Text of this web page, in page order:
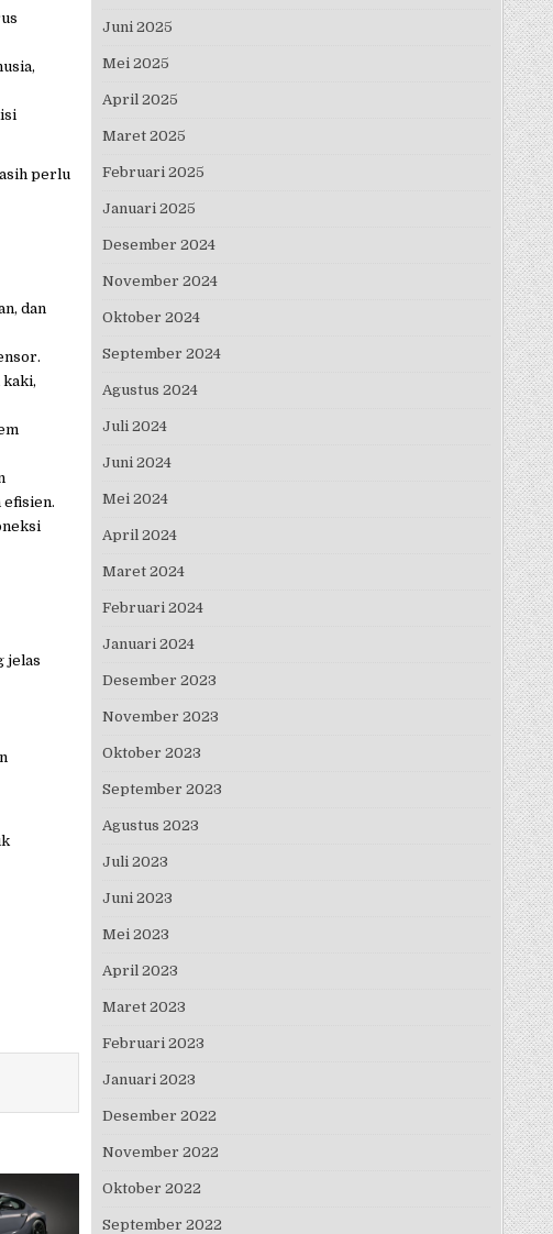
perlu
dan
efisien.
jelas
Juni 2025
Mei 2025
April 2025
Maret 2025
Februari 2025
Januari 2025
Desember 2024
November 2024
Oktober 2024
September 2024
Agustus 2024
Juli 2024
Juni 2024
Mei 2024
April 2024
Maret 2024
Februari 2024
Januari 2024
Desember 2023
November 2023
Oktober 2023
September 2023
Agustus 2023
Juli 2023
Juni 2023
Mei 2023
April 2023
Maret 2023
Februari 2023
Januari 2023
Desember 2022
November 2022
Oktober 2022
September 2022